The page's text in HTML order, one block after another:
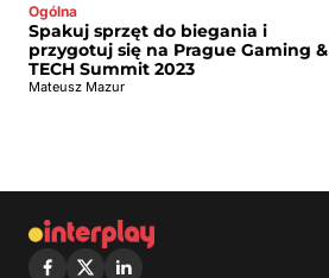
Ogólna
Spakuj sprzęt do biegania i
przygotuj się na Prague Gaming &
TECH Summit 2023
Mateusz Mazur